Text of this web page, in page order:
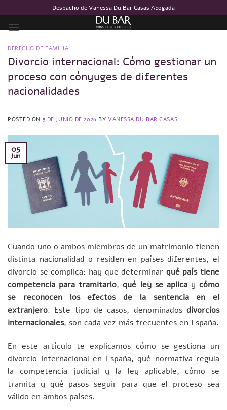
al
contenido
Despacho de Vanessa Du Bar Casas Abogada
DERECHO DE FAMILIA
Divorcio internacional: Cómo gestionar un
proceso con cónyuges de diferentes
nacionalidades
POSTED ON 5 DE JUNIO DE 2026 BY VANESSA DU BAR CASAS
05
Jun
Cuando uno o ambos miembros de un matrimonio tienen
distinta nacionalidad o residen en países diferentes, el
divorcio se complica: hay que determinar qué país tiene
competencia para tramitarlo,qué ley se aplicay cómo
se reconocen los efectos de la sentencia en el
extranjero. Este tipo de casos, denominados divorcios
internacionales, son cada vez más frecuentes en España.
En este artículo te explicamos cómo se gestiona un
divorcio internacional en España, qué normativa regula
la competencia judicial y la ley aplicable, cómo se
tramita y qué pasos seguir para que el proceso sea
válido en ambos países.